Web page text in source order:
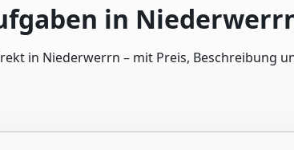
in
in Niederwerrn – mit Preis, Beschreibung